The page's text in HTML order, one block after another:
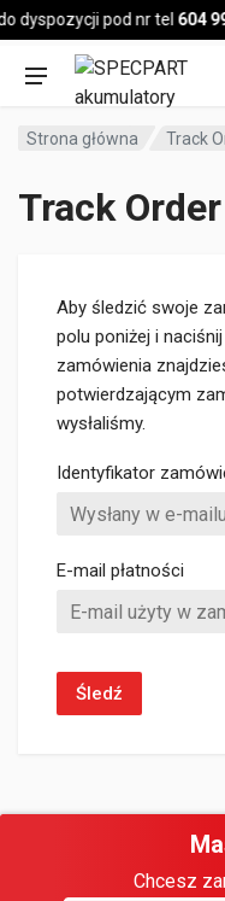
dyspozycji pod nr tel 604
Pojazd
Strona główna Track
Track Order
Aby śledzić swoje
polu poniżej i
zamówienia
potwierdzającym
wysłaliśmy.
Identyfikator
E-mail płatności
Śledź
Chcesz